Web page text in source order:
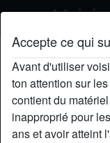
Accepte ce qui
Avant d'utiliser
ton attention sur
contient du
inapproprié pour
ans et avoir atteint